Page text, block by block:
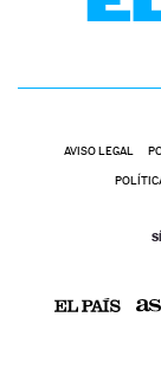
AVISO LEGAL